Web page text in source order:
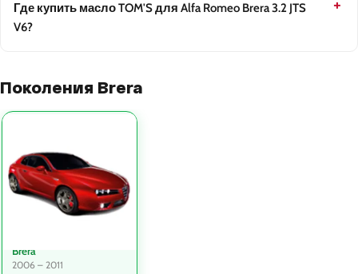
Где купить масло TOM'S для Alfa Romeo Brera 3.2 JTS
V6?
Поколения Brera
Brera
2006 – 2011